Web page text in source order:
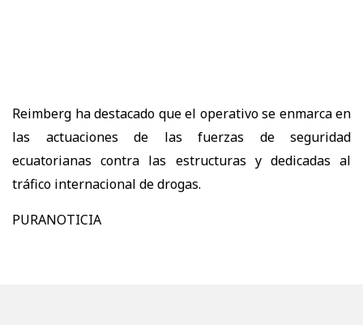
Reimberg ha destacado que el operativo se enmarca en
las actuaciones de las fuerzas de seguridad
ecuatorianas contra las estructuras y dedicadas al
tráfico internacional de drogas.
PURANOTICIA